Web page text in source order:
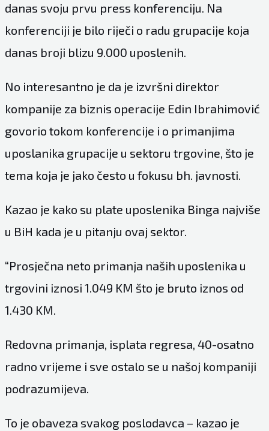
danas svoju prvu press konferenciju. Na
konferenciji je bilo riječi o radu grupacije koja
danas broji blizu 9.000 uposlenih.
No interesantno je da je izvršni direktor
kompanije za biznis operacije Edin Ibrahimović
govorio tokom konferencije i o primanjima
uposlanika grupacije u sektoru trgovine, što je
tema koja je jako često u fokusu bh. javnosti.
Kazao je kako su plate uposlenika Binga najviše
u BiH kada je u pitanju ovaj sektor.
“Prosječna neto primanja naših uposlenika u
trgovini iznosi 1.049 KM što je bruto iznos od
1.430 KM.
Redovna primanja, isplata regresa, 40-osatno
radno vrijeme i sve ostalo se u našoj kompaniji
podrazumijeva.
To je obaveza svakog poslodavca – kazao je